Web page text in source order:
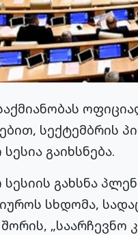
სექტემბრის
გაიხსნება.
გახსნა
სხდომა,